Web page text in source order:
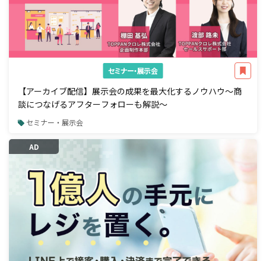
セミナー・展示会
【アーカイブ配信】展示会の成果を最大化するノウハウ～商
談につなげるアフターフォローも解説～
セミナー・展示会
AD